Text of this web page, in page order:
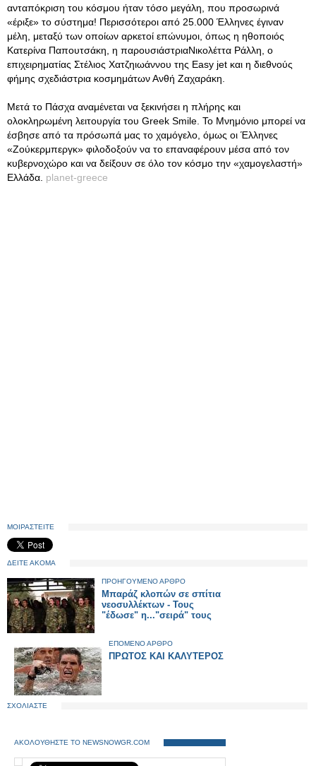
ανταπόκριση του κόσμου ήταν τόσο μεγάλη, που προσωρινά
«έριξε» το σύστημα! Περισσότεροι από 25.000 Έλληνες έγιναν
μέλη, μεταξύ των οποίων αρκετοί επώνυμοι, όπως η ηθοποιός
Κατερίνα Παπουτσάκη, η παρουσιάστριαΝικολέττα Ράλλη, ο
επιχειρηματίας Στέλιος Χατζηιωάννου της Easy jet και η διεθνούς
φήμης σχεδιάστρια κοσμημάτων Ανθή Ζαχαράκη.
Μετά το Πάσχα αναμένεται να ξεκινήσει η πλήρης και
ολοκληρωμένη λειτουργία του Greek Smile. Το Μνημόνιο μπορεί να
έσβησε από τα πρόσωπά μας το χαμόγελο, όμως οι Έλληνες
«Ζούκερμπεργκ» φιλοδοξούν να το επαναφέρουν μέσα από τον
κυβερνοχώρο και να δείξουν σε όλο τον κόσμο την «χαμογελαστή»
Ελλάδα. planet-greece
ΜΟΙΡΑΣΤΕΙΤΕ
ΔΕΙΤΕ ΑΚΟΜΑ
ΠΡΟΗΓΟΥΜΕΝΟ ΑΡΘΡΟ
Μπαράζ κλοπών σε σπίτια
νεοσυλλέκτων - Τους
"έδωσε" η..."σειρά" τους
ΕΠΟΜΕΝΟ ΑΡΘΡΟ
ΠΡΩΤΟΣ ΚΑΙ ΚΑΛΥΤΕΡΟΣ
ΣΧΟΛΙΑΣΤΕ
ΑΚΟΛΟΥΘΗΣΤΕ ΤΟ NEWSNOWGR.COM